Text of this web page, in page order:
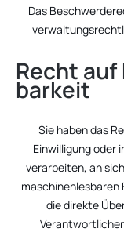
Das
Recht
barkeit
Sie haben das
Einwilligung oder
verarbeiten, an
maschinenlesbaren
die direkte